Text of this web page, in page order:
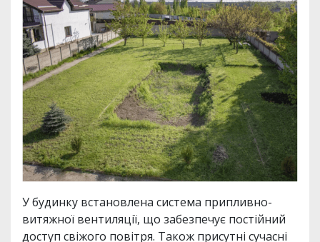
У будинку встановлена система припливно-
витяжної вентиляції, що забезпечує постійний
доступ свіжого повітря. Також присутні сучасні